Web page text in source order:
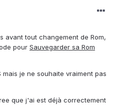
avant tout changement de Rom,
pour Sauvegarder sa Rom
mais je ne souhaite vraiment pas
que j'ai est déjà correctement